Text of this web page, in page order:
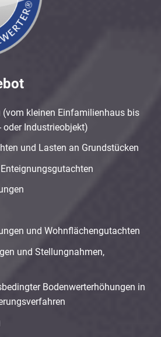
kleinen Einfamilienhaus bis
oder Industrieobjekt)
und Lasten an Grundstücken
und Wohnflächengutachten
und Stellungnahmen,
Bodenwerterhöhungen in